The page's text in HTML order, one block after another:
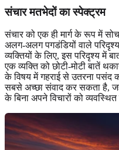
संचार मतभेदों का स्पेक्ट्रम
संचार को एक ही मार्ग के रूप में
अलग-अलग पगडंडियों वाले
व्यक्तियों के लिए, इस परिदृश्य में
एक व्यक्ति को छोटी-मोटी बातें
के विषय में गहराई से उतरना
सबसे अच्छा संवाद कर सकता है,
के बिना अपने विचारों को